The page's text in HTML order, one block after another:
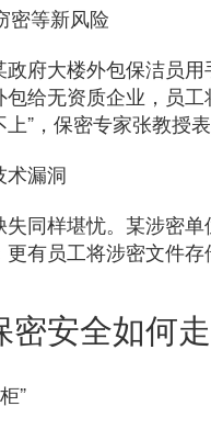
密等新风险
府大楼外包保洁员
给无资质企业，员
”，保密专家张教授
术漏洞
同样堪忧。某涉密
有员工将涉密文件
安全如何
”